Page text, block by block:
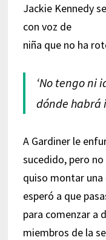
Jackie Kennedy
con voz de
niña que no ha
‘No tengo ni
dónde habrá
A Gardiner le
sucedido, pero no
quiso montar
esperó a que
para comenzar a
miembros de la